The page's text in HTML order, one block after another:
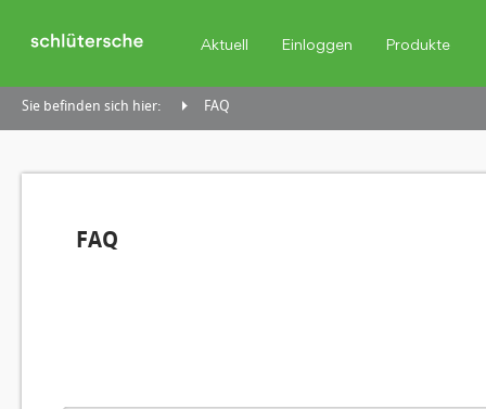
Aktuell Einloggen Produkte
Sie befinden sich hier: FAQ
FAQ